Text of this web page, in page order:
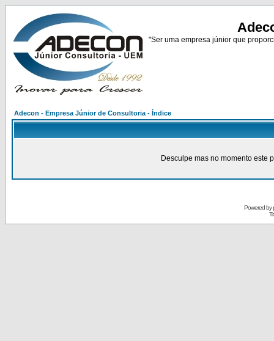
"Ser uma empresa júnior que
Adecon - Empresa Júnior de Consultoria - Índice
Desculpe mas no momento este
Powered by